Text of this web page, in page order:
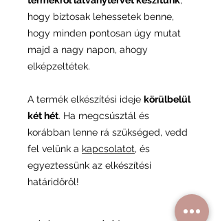
hogy biztosak lehessetek benne,
hogy minden pontosan úgy mutat
majd a nagy napon, ahogy
elképzeltétek.
A termék elkészítési ideje körülbelül
két hét. Ha megcsúsztál és
korábban lenne rá szükséged, vedd
fel velünk a kapcsolatot, és
egyeztessünk az elkészítési
határidőről!